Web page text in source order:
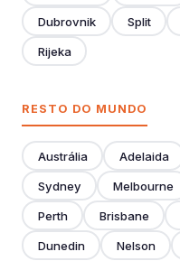
Dubrovnik Split
Rijeka
RESTO DO MUNDO
Austrália Adelaida
Sydney Melbourne
Perth Brisbane
Dunedin Nelson